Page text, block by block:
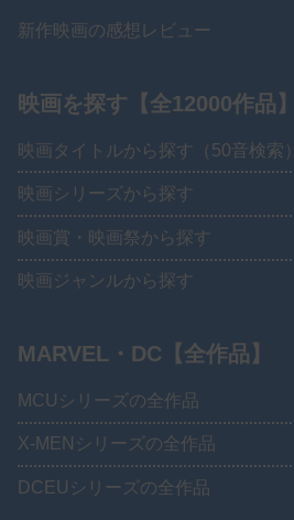
新作映画の感想レビュー
映画を探す【全12000作品】
映画タイトルから探す（50音検索）
映画シリーズから探す
映画賞・映画祭から探す
映画ジャンルから探す
MARVEL・DC【全作品】
MCUシリーズの全作品
X-MENシリーズの全作品
DCEUシリーズの全作品